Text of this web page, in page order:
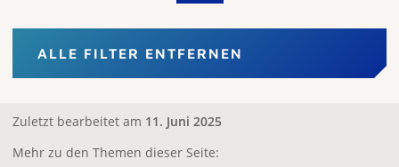
ALLE FILTER ENTFERNEN
Zuletzt bearbeitet am 11. Juni 2025
Mehr zu den Themen dieser Seite: